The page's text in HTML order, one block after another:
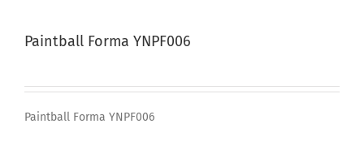
Paintball Forma YNPF006
Paintball Forma YNPF006